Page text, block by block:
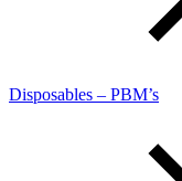
Disposables – PBM’s